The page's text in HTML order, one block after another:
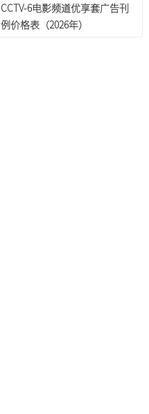
CCTV-6电影频道优享套广告刊
例价格表（2026年）